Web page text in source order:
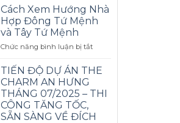
lãi
suất
vay
hàng
dư
dần
Cách Xem Hướng Nhà
Hợp Đông Tứ Mệnh
và Tây Tứ Mệnh
Chức năng bình luận bị tắtở
Xem
Hướng
Hợp
Tứ
TIẾN ĐỘ DỰ ÁN THE
CHARM AN HƯNG
THÁNG 07/2025 – THI
CÔNG TĂNG TỐC,
SẴN SÀNG VỀ ĐÍCH